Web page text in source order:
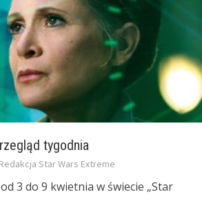
tygodnia
Redakcja Star Wars Extreme
3 do 9 kwietnia w świecie „Star